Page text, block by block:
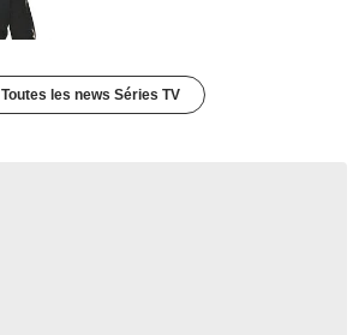
Toutes les news Séries TV